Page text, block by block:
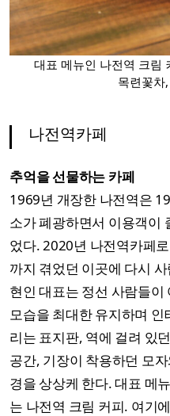
대표 메뉴인 나전역 크림
목련꽃차
나전역카페
추억을 선물하는 카페
1969년 개장한 나전역은
소가 폐광하면서 이용객이
었다. 2020년 나전역카페
까지 겪었던 이곳에 다시
현인 대표는 정선 사람들이
모습을 최대한 유지하며
리는 표지판, 역에 걸려 있
공간, 기장이 착용하던 모
경을 상상케 한다. 대표 메
는 나전역 크림 커피. 여기